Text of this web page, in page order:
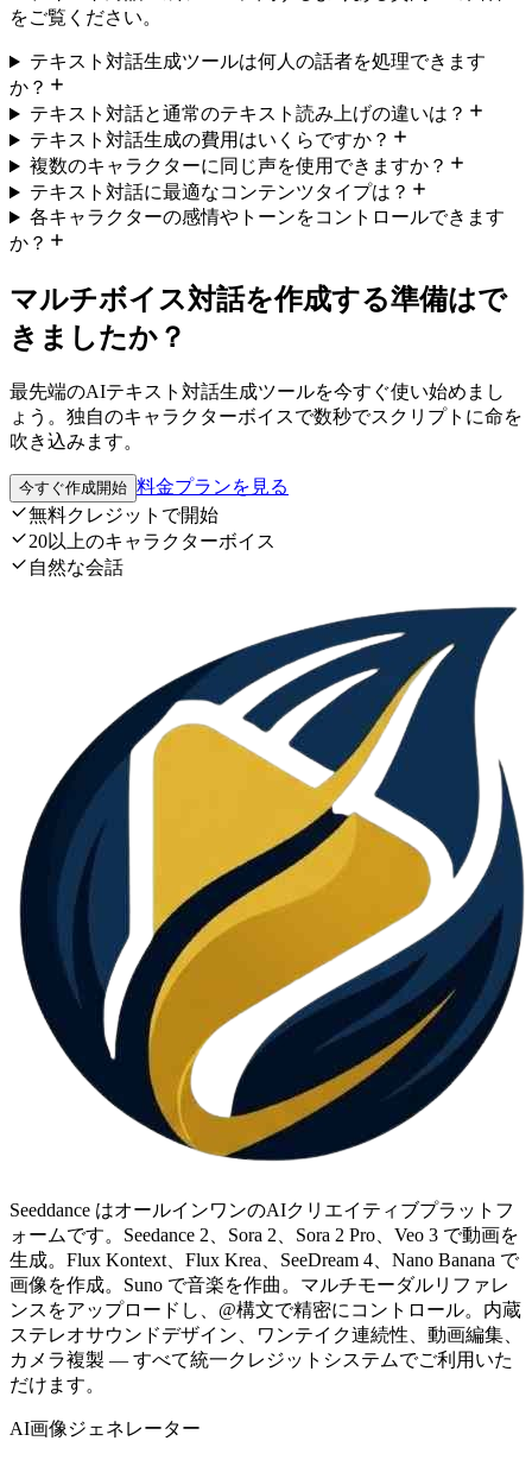
をご覧ください。
テキスト対話生成ツールは何人の話者を処理できます
か？
テキスト対話と通常のテキスト読み上げの違いは？
テキスト対話生成の費用はいくらですか？
複数のキャラクターに同じ声を使用できますか？
テキスト対話に最適なコンテンツタイプは？
各キャラクターの感情やトーンをコントロールできます
か？
マルチボイス対話を作成する準備はで
きましたか？
最先端のAIテキスト対話生成ツールを今すぐ使い始めまし
ょう。独自のキャラクターボイスで数秒でスクリプトに命を
吹き込みます。
今すぐ作成開始 料金プランを見る
無料クレジットで開始
20以上のキャラクターボイス
自然な会話
Seeddance はオールインワンのAIクリエイティブプラットフ
ォームです。Seedance 2、Sora 2、Sora 2 Pro、Veo 3 で動画を
生成。Flux Kontext、Flux Krea、SeeDream 4、Nano Banana で
画像を作成。Suno で音楽を作曲。マルチモーダルリファレ
ンスをアップロードし、@構文で精密にコントロール。内蔵
ステレオサウンドデザイン、ワンテイク連続性、動画編集、
カメラ複製 — すべて統一クレジットシステムでご利用いた
だけます。
AI画像ジェネレーター